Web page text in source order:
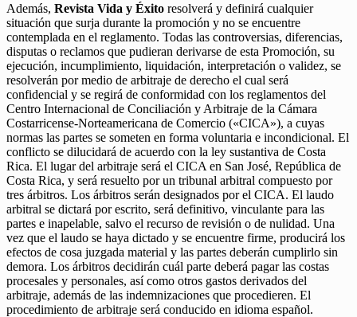
Además, Revista Vida y Éxito resolverá y definirá cualquier
situación que surja durante la promoción y no se encuentre
contemplada en el reglamento. Todas las controversias, diferencias,
disputas o reclamos que pudieran derivarse de esta Promoción, su
ejecución, incumplimiento, liquidación, interpretación o validez, se
resolverán por medio de arbitraje de derecho el cual será
confidencial y se regirá de conformidad con los reglamentos del
Centro Internacional de Conciliación y Arbitraje de la Cámara
Costarricense-Norteamericana de Comercio («CICA»), a cuyas
normas las partes se someten en forma voluntaria e incondicional. El
conflicto se dilucidará de acuerdo con la ley sustantiva de Costa
Rica. El lugar del arbitraje será el CICA en San José, República de
Costa Rica, y será resuelto por un tribunal arbitral compuesto por
tres árbitros. Los árbitros serán designados por el CICA. El laudo
arbitral se dictará por escrito, será definitivo, vinculante para las
partes e inapelable, salvo el recurso de revisión o de nulidad. Una
vez que el laudo se haya dictado y se encuentre firme, producirá los
efectos de cosa juzgada material y las partes deberán cumplirlo sin
demora. Los árbitros decidirán cuál parte deberá pagar las costas
procesales y personales, así como otros gastos derivados del
arbitraje, además de las indemnizaciones que procedieren. El
procedimiento de arbitraje será conducido en idioma español.